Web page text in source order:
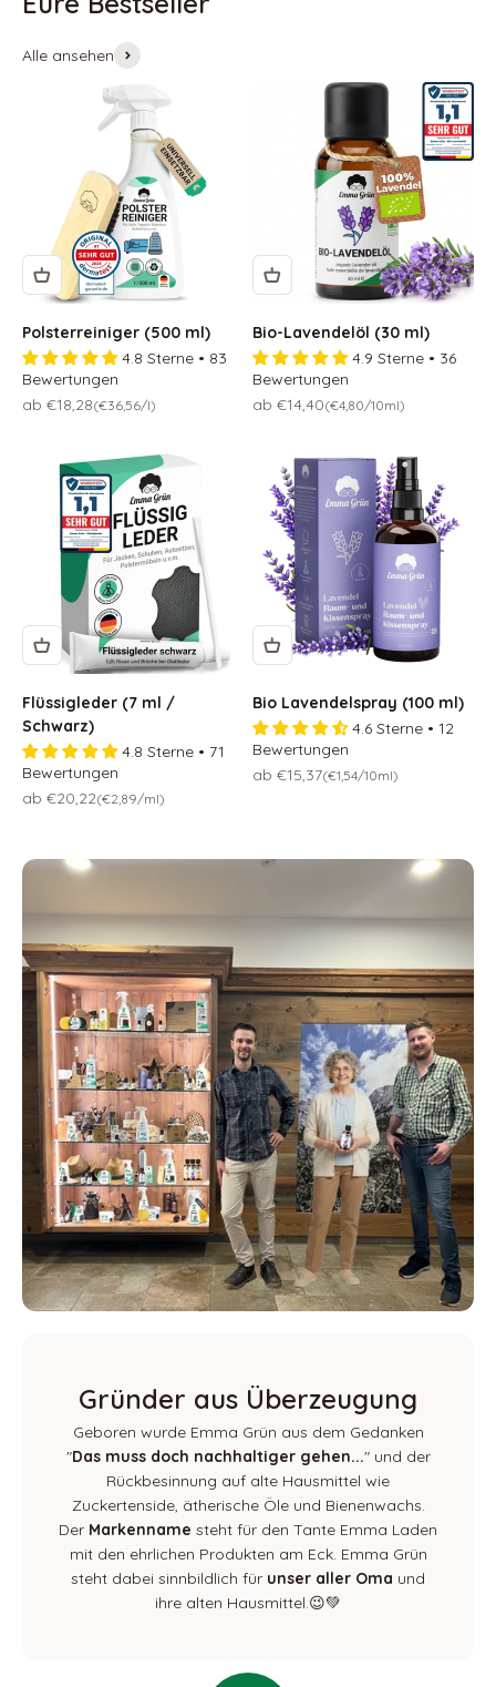
Alle ansehen
Polsterreiniger (500 ml)
4.8 Sterne • 83
Bewertungen
Osteraktion 🐣
ab €18,28(€36,56/l)
Bio-Lavendelöl (30 ml)
4.9 Sterne • 36
Bewertungen
Osteraktion 🐣
ab €14,40(€4,80/10ml)
Flüssigleder (7 ml /
Schwarz)
4.8 Sterne • 71
Bewertungen
Osteraktion 🐣
ab €20,22(€2,89/ml)
Bio Lavendelspray (100 ml)
4.6 Sterne • 12
Bewertungen
Osteraktion 🐣
ab €15,37(€1,54/10ml)
Gründer aus Überzeugung
Geboren wurde Emma Grün aus dem Gedanken
"Das muss doch nachhaltiger gehen..." und der
Rückbesinnung auf alte Hausmittel wie
Zuckertenside, ätherische Öle und Bienenwachs.
Der Markenname steht für den Tante Emma Laden
mit den ehrlichen Produkten am Eck. Emma Grün
steht dabei sinnbildlich für unser aller Oma und
ihre alten Hausmittel.😉💚